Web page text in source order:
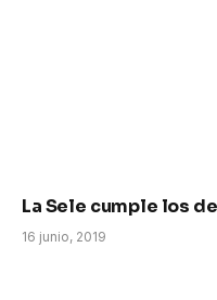
La Sele cumple los
16 junio, 2019